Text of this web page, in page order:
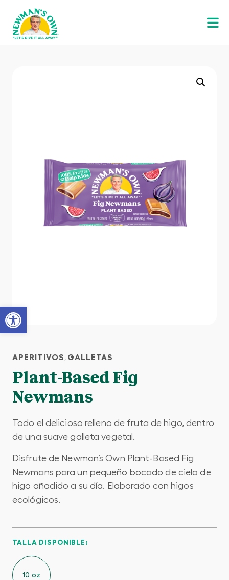
Open toolbar
APERITIVOS , GALLETAS
Plant-Based Fig
Newmans
Todo el delicioso relleno de fruta de higo, dentro
de una suave galleta vegetal.
Disfrute de Newman’s Own Plant-Based Fig
Newmans para un pequeño bocado de cielo de
higo añadido a su día. Elaborado con higos
ecológicos.
TALLA DISPONIBLE:
10 oz